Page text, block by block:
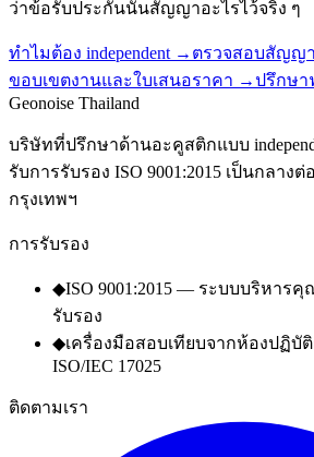
ว่าข้อรับประกันนั้นสัญญาอะไรไว้จริง ๆ
ทำไมต้อง independent → ตรวจสอบสัญญา
ขอบเขตงานและใบเสนอราคา →ปรึกษา
Geonoise Thailand
บริษัทที่ปรึกษาด้านอะคูสติกแบบ
รับการรับรอง ISO 9001:2015 เป็นกลาง
กรุงเทพฯ
การรับรอง
◆ISO 9001:2015 — ระบบบริหาร
รับรอง
◆เครื่องมือสอบเทียบจากห้องปฏิบั
ISO/IEC 17025
ติดตามเรา